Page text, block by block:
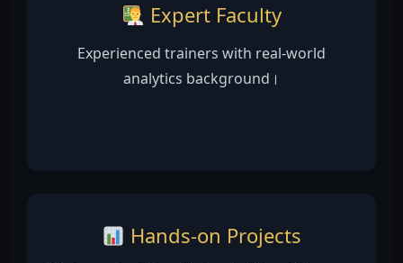
Expert Faculty
Experienced trainers with real-world
analytics background।
Hands-on Projects